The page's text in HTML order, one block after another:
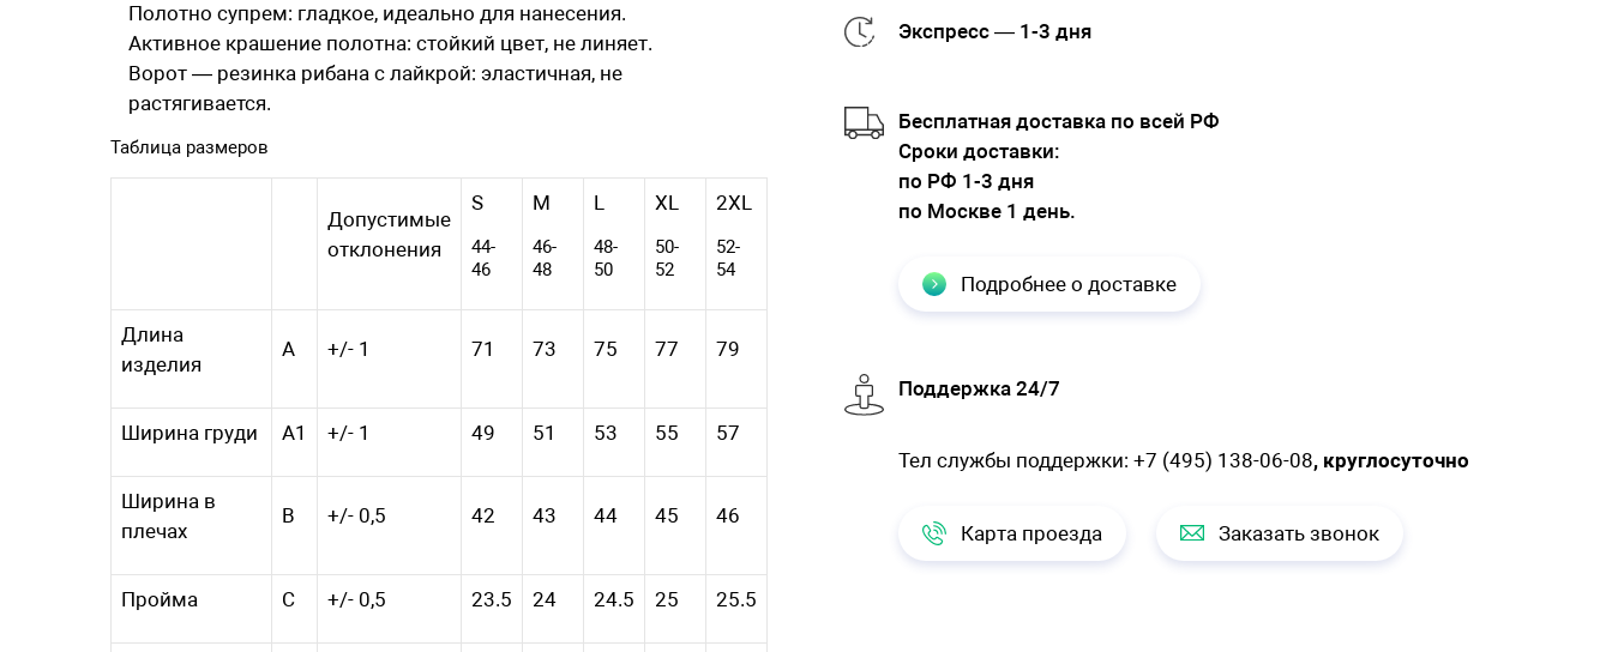
Полотно супрем: гладкое, идеально для нанесения.
Активное крашение полотна: стойкий цвет, не линяет.
Ворот — резинка рибана с лайкрой: эластичная, не
растягивается.
Таблица размеров
Допустимые
отклонения
S
44-
46
M
46-
48
L
48-
50
XL
50-
52
2XL
52-
54
Длина
изделия
A +/- 1 71 73 75 77 79
Ширина груди A1 +/- 1 49 51 53 55 57
Ширина в
плечах
B +/- 0,5 42 43 44 45 46
Пройма C +/- 0,5 23.5 24 24.5 25 25.5
Экспресс — 1-3 дня
Бесплатная доставка по всей РФ
Cроки доставки:
по РФ 1-3 дня
по Москве 1 день.
Подробнее о доставке
Поддержка 24/7
Тел службы поддержки: +7 (495) 138-06-08, круглосуточно
Карта проезда Заказать звонок